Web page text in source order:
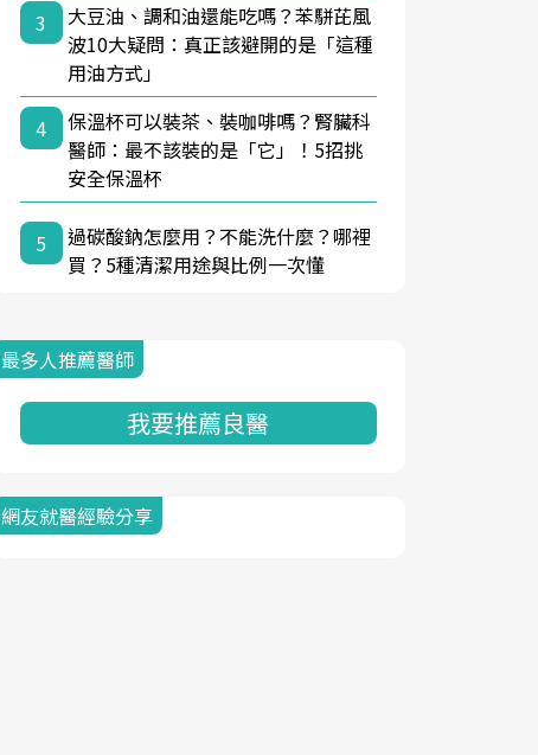
3
大豆油、調和油還能吃嗎？苯駢芘風
波10大疑問：真正該避開的是「這種
用油方式」
4
保溫杯可以裝茶、裝咖啡嗎？腎臟科
醫師：最不該裝的是「它」！5招挑
安全保溫杯
5
過碳酸鈉怎麼用？不能洗什麼？哪裡
買？5種清潔用途與比例一次懂
最多人推薦醫師
我要推薦良醫
網友就醫經驗分享